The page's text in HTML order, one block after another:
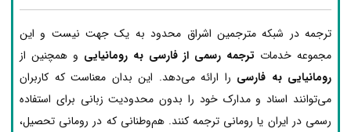
ترجمه در شبکه مترجمین اشراق محدود به یک جهت نیست و این
مجموعه خدمات ترجمه رسمی از فارسی به رومانیایی و همچنین از
رومانیایی به فارسی را ارائه می‌دهد. این بدان معناست که کاربران
می‌توانند اسناد و مدارک خود را بدون محدودیت زبانی برای استفاده
رسمی در ایران یا رومانی ترجمه کنند. هم‌وطنانی که در رومانی تحصیل،